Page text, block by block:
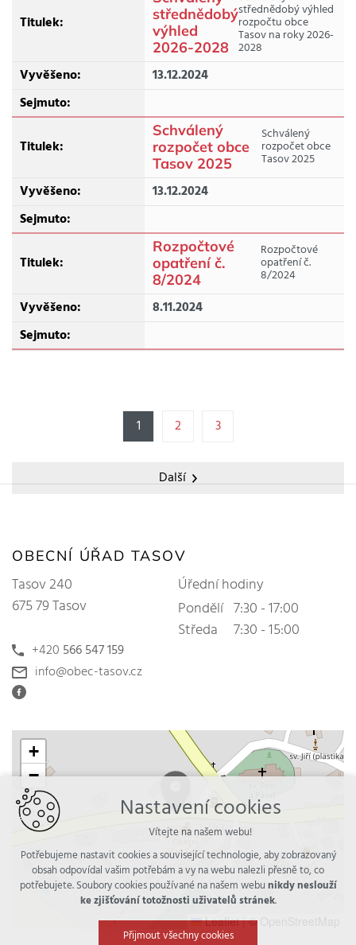
střednědobý
výhled
2026-2028
střednědobý výhled
rozpočtu obce
Tasov na roky 2026-
2028
13.12.2024
Schválený
rozpočet obce
Tasov 2025
Schválený
rozpočet obce
Tasov 2025
13.12.2024
Rozpočtové
opatření č.
8/2024
Rozpočtové
opatření č.
8/2024
8.11.2024
1 2 3
Další
OBECNÍ ÚŘAD TASOV
Tasov 240
675 79 Tasov
+420 566 547 159
info@obec-tasov.cz
Úřední hodiny
Pondělí 7:30 - 17:00
Středa
7:30 - 15:00
+
−
Leaflet | © OpenStreetMap
Nastavení cookies
Vítejte na našem webu!
Potřebujeme nastavit cookies a související technologie, aby zobrazovaný
obsah odpovídal vašim potřebám a vy na webu nalezli přesně to, co
potřebujete. Soubory cookies používané na našem webunikdy neslouží
ke zjišťování totožnosti uživatelů stránek.
Přijmout všechny cookies